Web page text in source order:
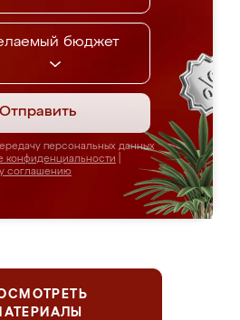
бюджет
Отправить
персональных данных
конфиденциальности
соглашению